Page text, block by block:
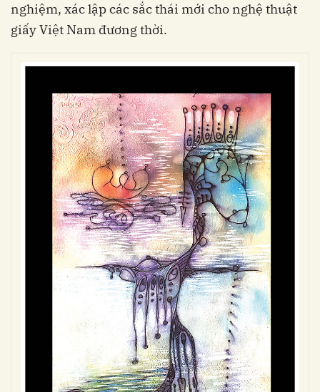
nghiệm, xác lập các sắc thái mới cho nghệ thuật
giấy Việt Nam đương thời.